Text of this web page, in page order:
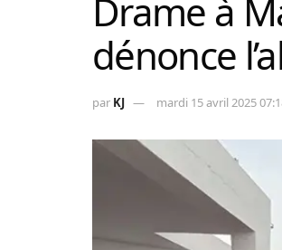
Drame à
dénonce
par KJ mardi 15 avril 2025